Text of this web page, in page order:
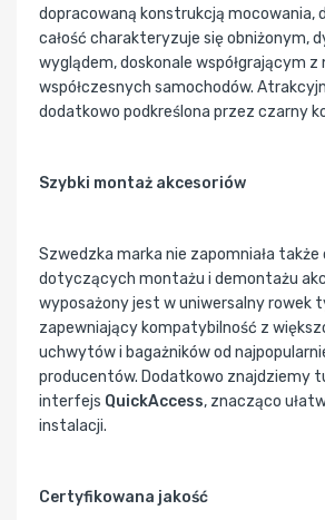
dopracowaną konstrukcją mocowania,
całość charakteryzuje się obniżonym,
wyglądem, doskonale współgrającym z
współczesnych samochodów.
dodatkowo podkreślona przez czarny
Szybki montaż akcesoriów
Szwedzka marka nie zapomniała także
dotyczących montażu i demontażu
wyposażony jest w uniwersalny rowek
zapewniający kompatybilność z
uchwytów i bagażników od
producentów. Dodatkowo znajdziemy
interfejs QuickAccess, znacząco
instalacji.
Certyfikowana jakość